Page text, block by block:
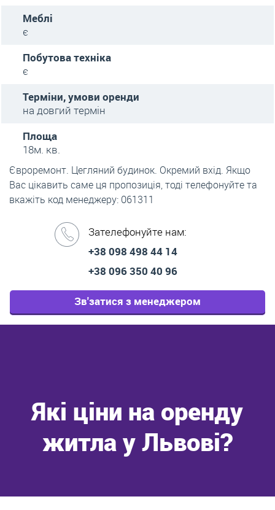
Меблі
є
Побутова техніка
є
Терміни, умови оренди
на довгий термін
Площа
18м. кв.
Євроремонт. Цегляний будинок. Окремий вхід. Якщо
Вас цікавить саме ця пропозиція, тоді телефонуйте та
вкажіть код менеджеру: 061311
Зателефонуйте нам:
+38 098 498 44 14
+38 096 350 40 96
Зв'затися з менеджером
Які ціни на оренду
житла у Львові?